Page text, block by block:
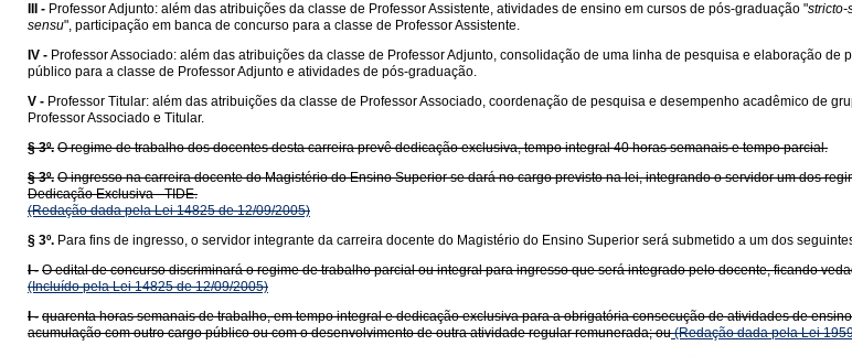
III - Professor Adjunto: além das atribuições da classe de Professor Assistente, atividades de ensino em cursos de pós-graduação "stricto-
sensu", participação em banca de concurso para a classe de Professor Assistente.
IV - Professor Associado: além das atribuições da classe de Professor Adjunto, consolidação de uma linha de pesquisa e elaboração
público para a classe de Professor Adjunto e atividades de pós-graduação.
V - Professor Titular: além das atribuições da classe de Professor Associado, coordenação de pesquisa e desempenho acadêmico de
Professor Associado e Titular.
§ 3º. O regime de trabalho dos docentes desta carreira prevê dedicação exclusiva, tempo integral 40 horas semanais e tempo parcial.
§ 3º. O ingresso na carreira docente do Magistério do Ensino Superior se dará no cargo previsto na lei, integrando o servidor um dos
Dedicação Exclusiva - TIDE.
(Redação dada pela Lei 14825 de 12/09/2005)
§ 3º. Para fins de ingresso, o servidor integrante da carreira docente do Magistério do Ensino Superior será submetido a um dos
I - O edital de concurso discriminará o regime de trabalho parcial ou integral para ingresso que será integrado pelo docente, ficando
(Incluído pela Lei 14825 de 12/09/2005)
I - quarenta horas semanais de trabalho, em tempo integral e dedicação exclusiva para a obrigatória consecução de atividades de
acumulação com outro cargo público ou com o desenvolvimento de outra atividade regular remunerada; ou(Redação dada pela Lei